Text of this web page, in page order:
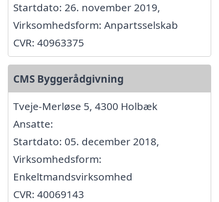
Startdato: 26. november 2019,
Virksomhedsform: Anpartsselskab
CVR: 40963375
CMS Byggerådgivning
Tveje-Merløse 5, 4300 Holbæk
Ansatte:
Startdato: 05. december 2018,
Virksomhedsform:
Enkeltmandsvirksomhed
CVR: 40069143